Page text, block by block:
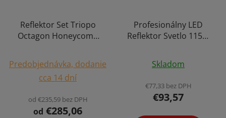
Reflektor Set Triopo
Octagon Honeycomb
Výber Variant
hodnotenie
produktu
je
5,0
Predobjednávka, dodanie
cca 14 dní
od €235,59 bez DPH
od €285,06
Profesionálny LED
Reflektor Svetlo 115W
Skladom
€77,33 bez DPH
€93,57